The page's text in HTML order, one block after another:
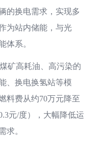
的换电需求，实现多
为站内储能，与光
体系。
矿高耗油、高污染的
、换电换氢站等模
料费从约70万元降至
元/度），大幅降低运
求。